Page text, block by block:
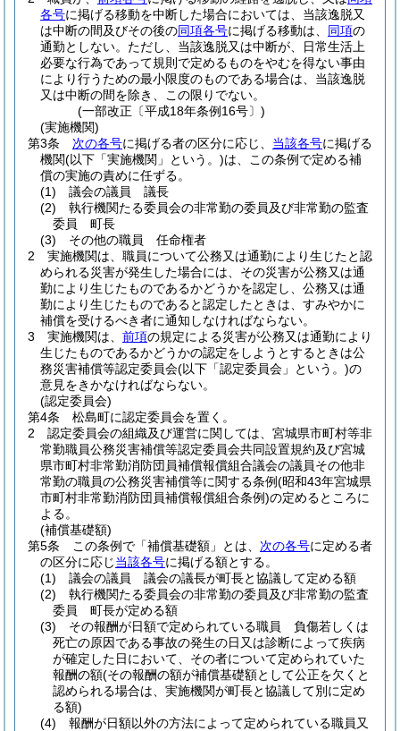
各号に掲げる移動を中断した場合においては、当該逸脱又
は中断の間及びその後の同項各号に掲げる移動は、 同項の
通勤としない。 ただし、当該逸脱又は中断が、日常生活上
必要な行為であって規則で定めるものをやむを得ない事由
により行うための最小限度のものである場合は、当該逸脱
又は中断の間を除き、この限りでない。
(一部改正〔平成18年条例16号〕)
(実施機関)
第3条
次の各号に掲げる者の区分に応じ、 当該各号に掲げる
機関(以下「実施機関」という。)は、この条例で定める補
償の実施の責めに任ずる。
(1)
議会の議員 議長
(2)
執行機関たる委員会の非常勤の委員及び非常勤の監査
委員 町長
(3)
その他の職員 任命権者
2
実施機関は、職員について公務又は通勤により生じたと認
められる災害が発生した場合には、その災害が公務又は通
勤により生じたものであるかどうかを認定し、公務又は通
勤により生じたものであると認定したときは、すみやかに
補償を受けるべき者に通知しなければならない。
3
実施機関は、 前項の規定による災害が公務又は通勤により
生じたものであるかどうかの認定をしようとするときは公
務災害補償等認定委員会(以下「認定委員会」という。)の
意見をきかなければならない。
(認定委員会)
第4条
松島町に認定委員会を置く。
2
認定委員会の組織及び運営に関しては、宮城県市町村等非
常勤職員公務災害補償等認定委員会共同設置規約及び宮城
県市町村非常勤消防団員補償報償組合議会の議員その他非
常勤の職員の公務災害補償等に関する条例(昭和43年宮城県
市町村非常勤消防団員補償報償組合条例)の定めるところに
よる。
(補償基礎額)
第5条
この条例で「補償基礎額」とは、 次の各号に定める者
の区分に応じ当該各号に掲げる額とする。
(1)
議会の議員 議会の議長が町長と協議して定める額
(2)
執行機関たる委員会の非常勤の委員及び非常勤の監査
委員 町長が定める額
(3)
その報酬が日額で定められている職員 負傷若しくは
死亡の原因である事故の発生の日又は診断によって疾病
が確定した日において、その者について定められていた
報酬の額(その報酬の額が補償基礎額として公正を欠くと
認められる場合は、実施機関が町長と協議して別に定め
る額)
(4)
報酬が日額以外の方法によって定められている職員又